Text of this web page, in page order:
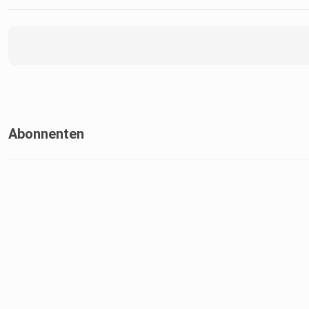
Abonnenten